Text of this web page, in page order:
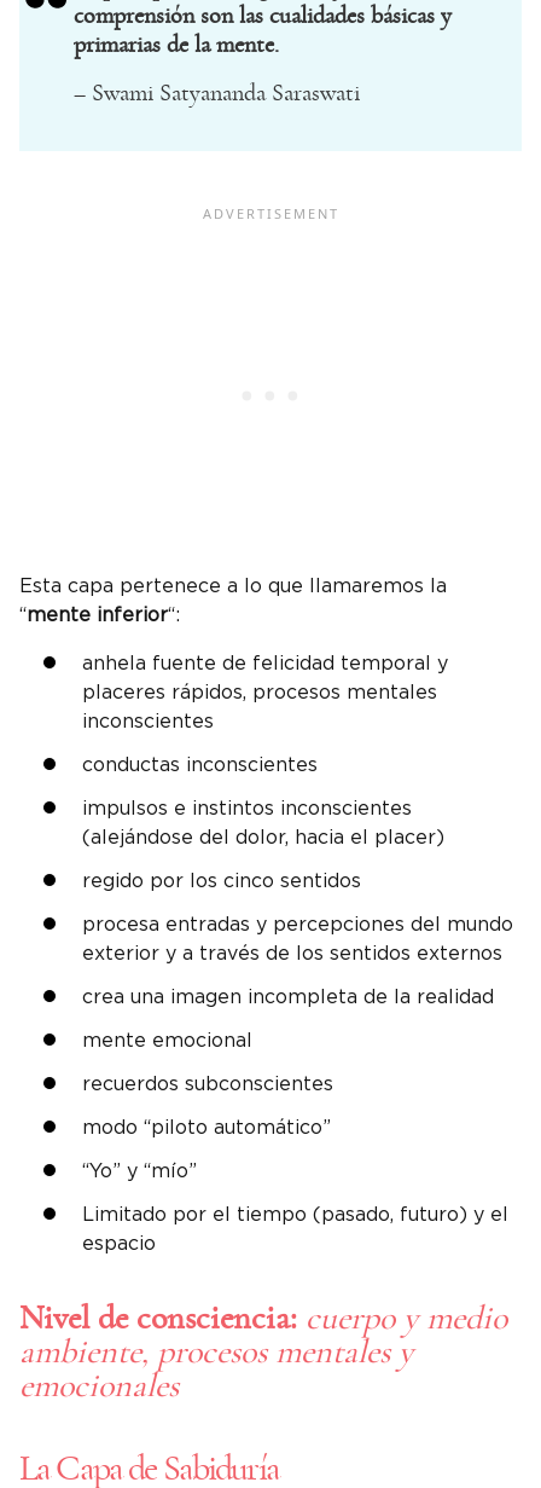
comprensión son las cualidades básicas y
primarias de la mente.
– Swami Satyananda Saraswati
Esta capa pertenece a lo que llamaremos la
“mente inferior“:
anhela fuente de felicidad temporal y
placeres rápidos, procesos mentales
inconscientes
conductas inconscientes
impulsos e instintos inconscientes
(alejándose del dolor, hacia el placer)
regido por los cinco sentidos
procesa entradas y percepciones del mundo
exterior y a través de los sentidos externos
crea una imagen incompleta de la realidad
mente emocional
recuerdos subconscientes
modo “piloto automático”
“Yo” y “mío”
Limitado por el tiempo (pasado, futuro) y el
espacio
Nivel de consciencia: cuerpo y medio
ambiente, procesos mentales y
emocionales
La Capa de Sabiduría